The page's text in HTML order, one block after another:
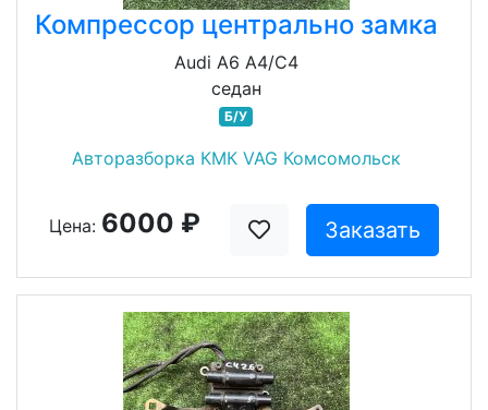
Компрессор центрально замка
Audi A6 A4/C4
седан
Б/У
Авторазборка КМК VAG Комсомольск
Цена: 6000 ₽ Заказать